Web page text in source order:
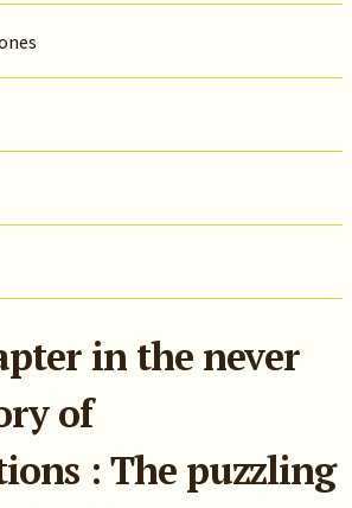
in the never
of
: The puzzling